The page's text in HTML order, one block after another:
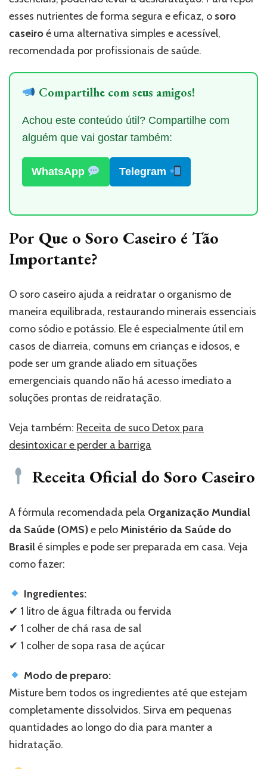
esses nutrientes de forma segura e eficaz, o soro
caseiroé uma alternativa simples e acessível,
recomendada por profissionais de saúde.
Compartilhe com seus amigos!
Achou este conteúdo útil? Compartilhe com
alguém que vai gostar também:
WhatsApp Telegram
Por Que o Soro Caseiro é Tão
Importante?
O soro caseiro ajuda a reidratar o organismo de
maneira equilibrada, restaurando minerais essenciais
como sódio e potássio. Ele é especialmente útil em
casos de diarreia, comuns em crianças e idosos, e
pode ser um grande aliado em situações
emergenciais quando não há acesso imediato a
soluções prontas de reidratação.
Veja também: Receita de suco Detox para
desintoxicar e perder a barriga
Receita Oficial do Soro Caseiro
A fórmula recomendada pela Organização Mundial
da Saúde (OMS)e peloMinistério da Saúde do
Brasilé simples e pode ser preparada em casa. Veja
como fazer:
Ingredientes:
✔ 1 litro de água filtrada ou fervida
✔ 1 colher de chá rasa de sal
✔ 1 colher de sopa rasa de açúcar
Modo de preparo:
Misture bem todos os ingredientes até que estejam
completamente dissolvidos. Sirva em pequenas
quantidades ao longo do dia para manter a
hidratação.